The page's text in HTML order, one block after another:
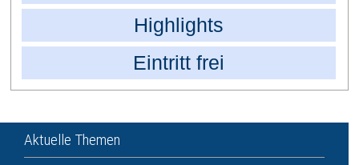
Highlights
Eintritt frei
Aktuelle Themen